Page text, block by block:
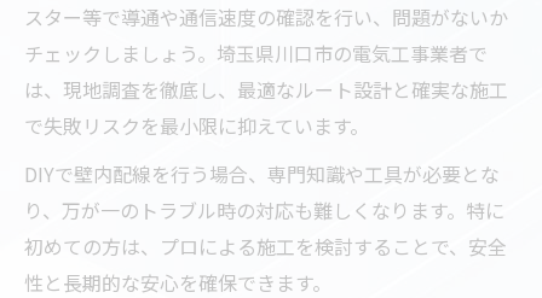
スター等で導通や通信速度の確認を行い、問題がないか
チェックしましょう。埼玉県川口市の電気工事業者で
は、現地調査を徹底し、最適なルート設計と確実な施工
で失敗リスクを最小限に抑えています。
DIYで壁内配線を行う場合、専門知識や工具が必要とな
り、万が一のトラブル時の対応も難しくなります。特に
初めての方は、プロによる施工を検討することで、安全
性と長期的な安心を確保できます。